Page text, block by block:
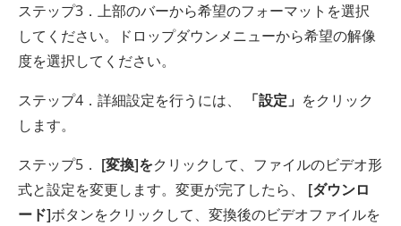
ステップ3．上部のバーから希望のフォーマットを選択
してください。ドロップダウンメニューから希望の解像
度を選択してください。
ステップ4．詳細設定を行うには、
「設定」 をクリック
します。
ステップ5． [変換]をクリックして、ファイルのビデオ形
式と設定を変更します。変更が完了したら、 [ダウンロ
ード]ボタンをクリックして、変換後のビデオファイルを